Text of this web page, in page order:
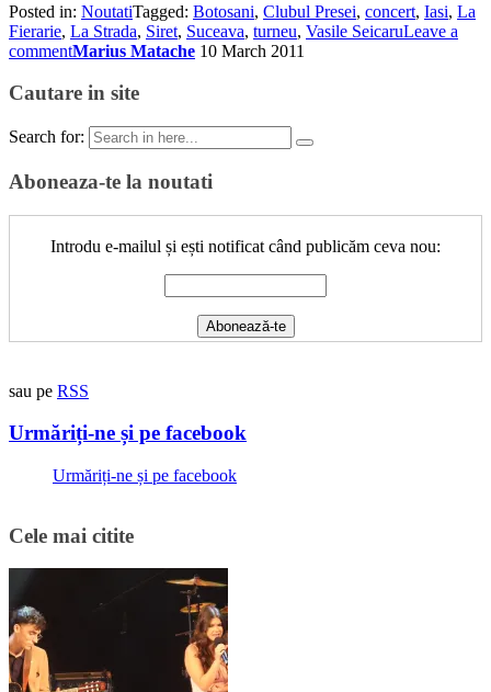
Posted in: NoutatiTagged: Botosani, Clubul Presei, concert, Iasi, La
Fierarie, La Strada, Siret, Suceava, turneu, Vasile SeicaruLeave a
commentMarius Matache 10 March 2011
Cautare in site
Search for:
Aboneaza-te la noutati
Introdu e-mailul și ești notificat când publicăm ceva nou:
sau pe RSS
Urmăriți-ne și pe facebook
Urmăriți-ne și pe facebook
Cele mai citite